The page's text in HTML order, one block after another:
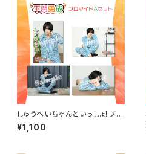
しゅうへいちゃんといっしょ！ブロ
マイドA（平賀勇成）
¥1,100